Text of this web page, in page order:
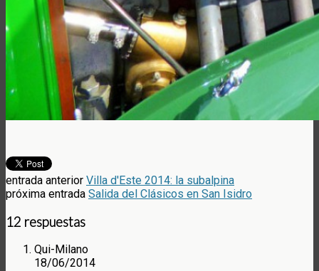
entrada anterior Villa d'Este 2014: la subalpina
próxima entrada Salida del Clásicos en San Isidro
12 respuestas
Qui-Milano
18/06/2014